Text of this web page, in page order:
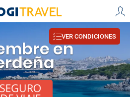
en
VER CONDICIONES